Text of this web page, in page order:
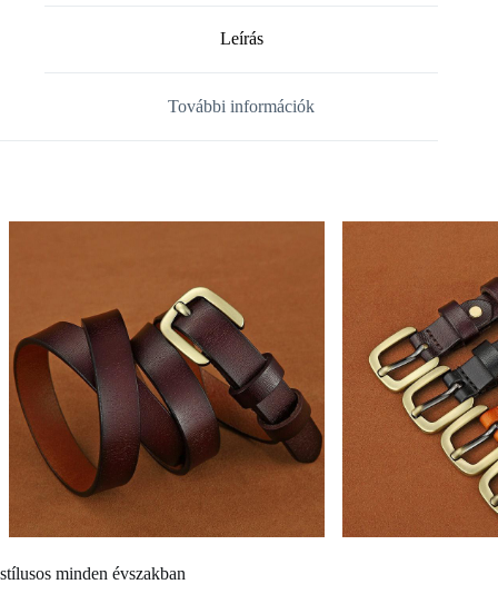
Leírás
További információk
stílusos minden évszakban